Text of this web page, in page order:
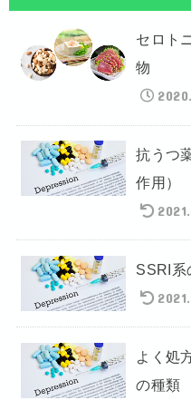
セロト
物
抗うつ
作用）
SSRI系
よく処
の種類